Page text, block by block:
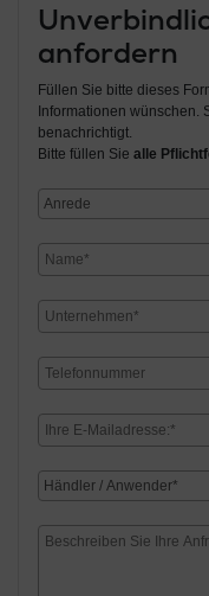
anfordern
Füllen Sie bitte dieses
Informationen wünschen.
benachrichtigt.
Bitte füllen Sie alle